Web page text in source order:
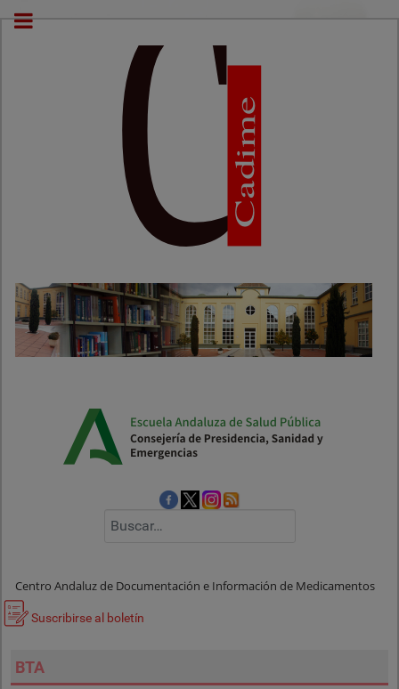
Centro Andaluz de Documentación e Información de Medicamentos
Suscribirse al boletín
BTA